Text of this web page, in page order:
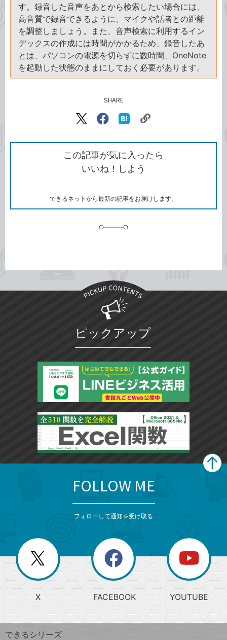
す。録音した音声をあとから検索したい場合には、
高音質で録音できるように、マイクや話者との距離
を調整しましょう。また、音声検索に利用するイン
デックスの作成には時間がかかるため、録音したあ
とは、パソコンの電源を切らずに数時間、OneNote
を起動した状態のままにしておく必要があります。
SHARE
X（旧
で
シ
ェ
ア
Facebook
シ
ェ
ア
な
ブ
ッ
ク
ク
ク
を
コ
この記事が気に入ったら
いいね！しよう
できるネットから最新の記事をお届けします。
ピックアップ
じ
る
search
検
索
上
昇
ワ
ー
閉
じ
る
ー
か
ら
探
す
FOLLOW ME
フォローして通知を受け取る
X FACEBOOK YOUTUBE
できるシリーズ